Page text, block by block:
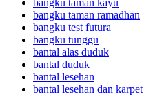
bangku taman kayu
bangku taman ramadhan
bangku test futura
bangku tunggu
bantal alas duduk
bantal duduk
bantal lesehan
bantal lesehan dan karpet